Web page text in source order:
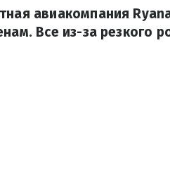
авиакомпания
Все из-за резкого